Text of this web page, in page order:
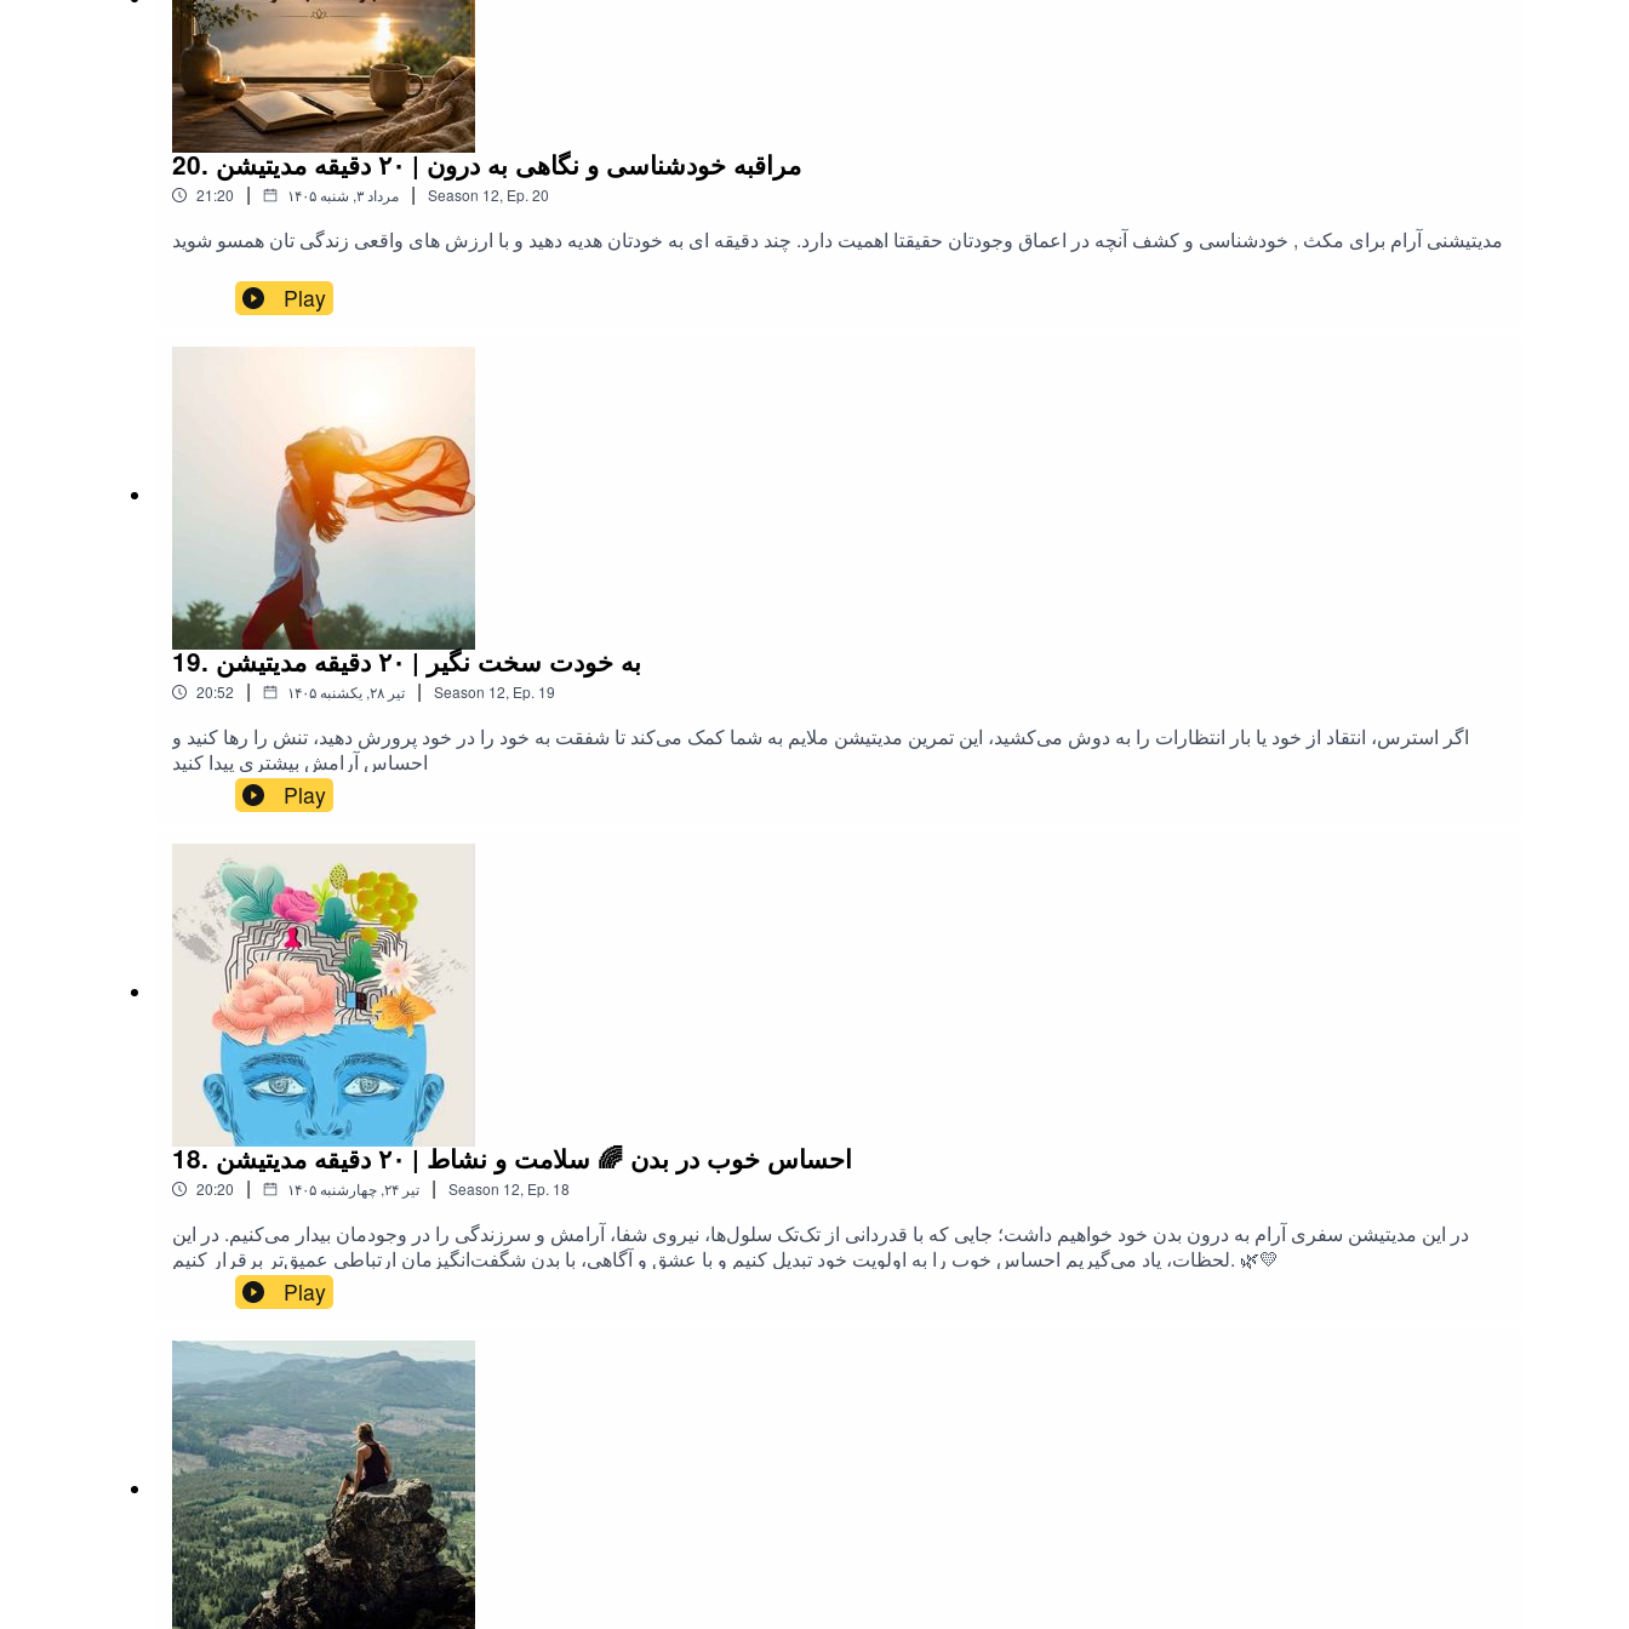
20. مراقبه خودشناسی و نگاهی به درون | ۲۰ دقیقه مدیتیشن
21:20 | ۱۴۰۵ مرداد ۳, شنبه | Season 12, Ep. 20
مدیتیشنی آرام برای مکث , خودشناسی و کشف آنچه در اعماق وجودتان حقیقتا اهمیت دارد. چند دقیقه ای به خودتان هدیه دهید و با ارزش های واقعی زندگی تان همسو شوید
Play
19. به خودت سخت نگیر | ۲۰ دقیقه مدیتیشن
20:52 | ۱۴۰۵ تیر ۲۸, یکشنبه | Season 12, Ep. 19
اگر استرس، انتقاد از خود یا بار انتظارات را به دوش می‌کشید، این تمرین مدیتیشن ملایم به شما کمک می‌کند تا شفقت به خود را در خود پرورش دهید، تنش را رها کنید و
احساس آرامش بیشتری پیدا کنید
Play
18. احساس خوب در بدن 🌈 سلامت و نشاط | ۲۰ دقیقه مدیتیشن
20:20 | ۱۴۰۵ تیر ۲۴, چهارشنبه | Season 12, Ep. 18
در این مدیتیشن سفری آرام به درون بدن خود خواهیم داشت؛ جایی که با قدردانی از تک‌تک سلول‌ها، نیروی شفا، آرامش و سرزندگی را در وجودمان بیدار می‌کنیم. در این
لحظات، یاد می‌گیریم احساس خوب را به اولویت خود تبدیل کنیم و با عشق و آگاهی، با بدن شگفت‌انگیزمان ارتباطی عمیق‌تر برقرار کنیم. 🌿💛
Play